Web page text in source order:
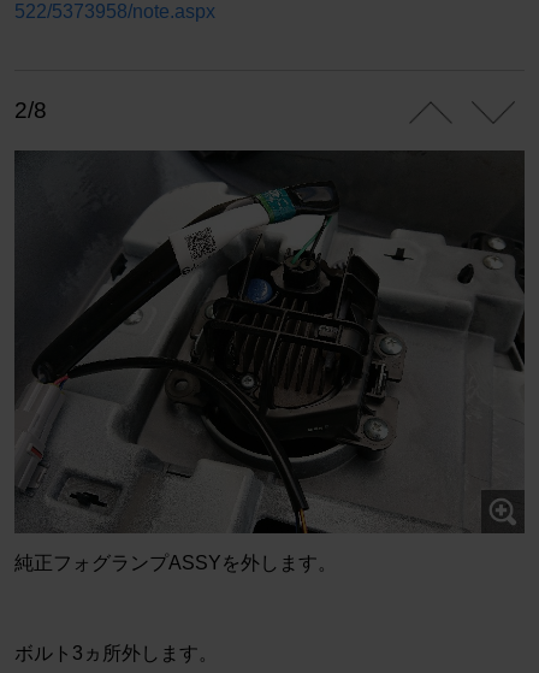
522/5373958/note.aspx
2/8
純正フォグランプASSYを外します。
ボルト3ヵ所外します。